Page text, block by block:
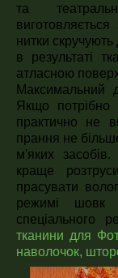
та
нитки
в результаті
атласною
Максимальний
Якщо потрібно
практично не
прання не
м'яких
краще
прасувати
режимі шовк
спеціального
тканини для
наволочок,